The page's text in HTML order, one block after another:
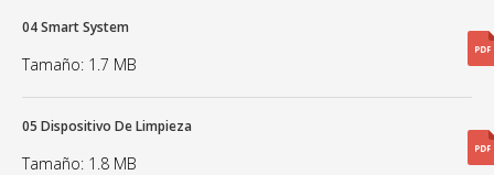
04 Smart System
Tamaño: 1.7 MB
05 Dispositivo De Limpieza
Tamaño: 1.8 MB